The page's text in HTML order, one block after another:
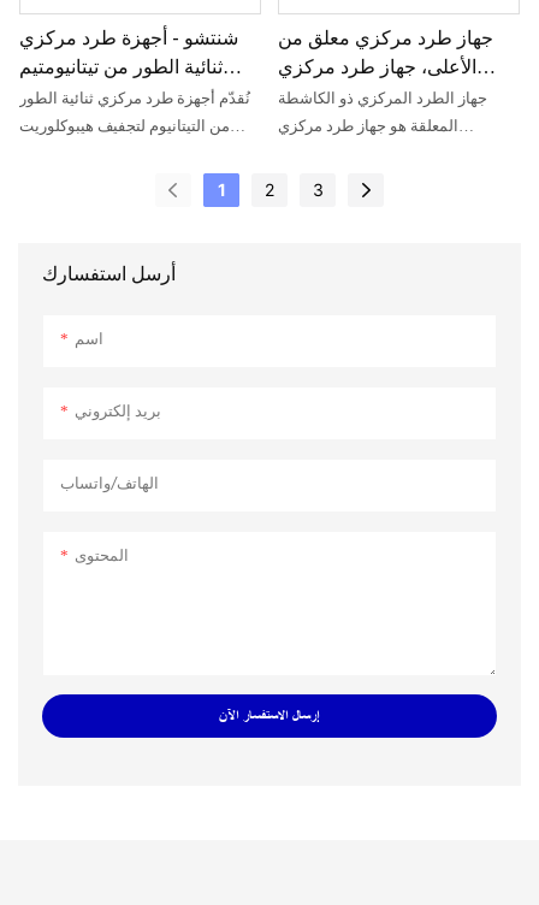
أرسل استفسارك
اسم
بريد إلكتروني
الهاتف/واتساب
المحتوى
إرسال الاستفسار الآن
شنتشو - أجهزة طرد مركزي
ثنائية الطور من تيتانيومتيم
لفصل وتجفيف هيبوكلوريت
الكالسيوم
نُقدّم أجهزة طرد مركزي ثنائية الطور
من التيتانيوم لتجفيف هيبوكلوريت
المتطلبات الصناعية، وتتوافق مع أعلى
معايير الجودة والسلامة لضمان دعم
تُستخدم هذه الأجهزة في عمليات
الإنتاج والتصنيع اليومية، وهي ضرورية
جهاز طرد مركزي معلق من
الأعلى، جهاز طرد مركزي
معلق للسكروز لصناعة السكر
جهاز الطرد المركزي ذو الكاشطة
المعلقة هو جهاز طرد مركزي
الترشيح المتقطع، حيث يقوم بكشط
1 2 3